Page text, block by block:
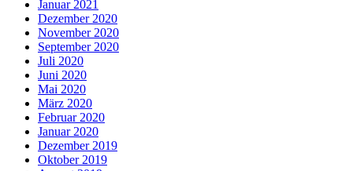
Januar 2021
Dezember 2020
November 2020
September 2020
Juli 2020
Juni 2020
Mai 2020
März 2020
Februar 2020
Januar 2020
Dezember 2019
Oktober 2019